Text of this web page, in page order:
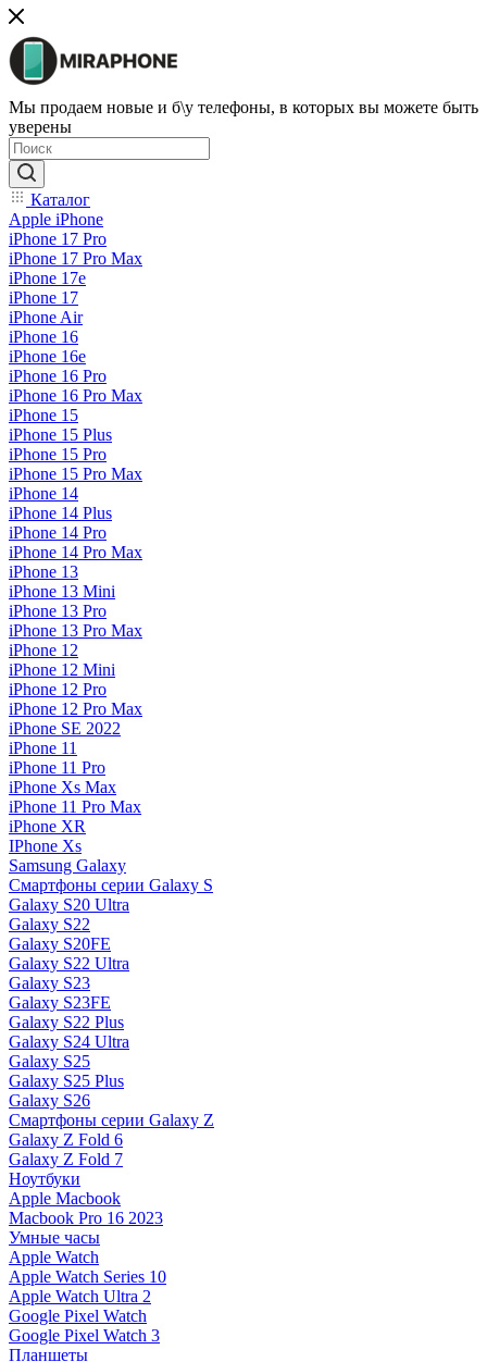
Мы продаем новые и б\у телефоны, в которых вы можете быть
уверены
Каталог
Apple iPhone
iPhone 17 Pro
iPhone 17 Pro Max
iPhone 17e
iPhone 17
iPhone Air
iPhone 16
iPhone 16e
iPhone 16 Pro
iPhone 16 Pro Max
iPhone 15
iPhone 15 Plus
iPhone 15 Pro
iPhone 15 Pro Max
iPhone 14
iPhone 14 Plus
iPhone 14 Pro
iPhone 14 Pro Max
iPhone 13
iPhone 13 Mini
iPhone 13 Pro
iPhone 13 Pro Max
iPhone 12
iPhone 12 Mini
iPhone 12 Pro
iPhone 12 Pro Max
iPhone SE 2022
iPhone 11
iPhone 11 Pro
iPhone Xs Max
iPhone 11 Pro Max
iPhone XR
IPhone Xs
Samsung Galaxy
Смартфоны серии Galaxy S
Galaxy S20 Ultra
Galaxy S22
Galaxy S20FE
Galaxy S22 Ultra
Galaxy S23
Galaxy S23FE
Galaxy S22 Plus
Galaxy S24 Ultra
Galaxy S25
Galaxy S25 Plus
Galaxy S26
Смартфоны серии Galaxy Z
Galaxy Z Fold 6
Galaxy Z Fold 7
Ноутбуки
Apple Macbook
Macbook Pro 16 2023
Умные часы
Apple Watch
Apple Watch Series 10
Apple Watch Ultra 2
Google Pixel Watch
Google Pixel Watch 3
Планшеты